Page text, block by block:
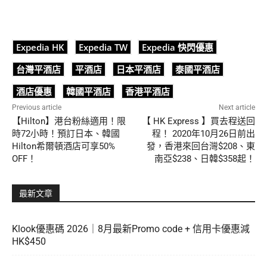
Expedia HK Expedia TW
Expedia 快閃優惠
台灣平酒店
平酒店 日本平酒店
泰國平酒店
酒店優惠
韓國平酒店 香港平酒店
Previous article
【Hilton】港台粉絲適用！限
時72小時！預訂日本、韓國
Hilton希爾頓酒店可享50%
OFF！
Next article
【 HK Express 】買去程送回
程！ 2020年10月26日前出
發，香港來回台灣$208、東
南亞$238、日韓$358起！
最新文章
Klook優惠碼 2026｜8月最新Promo code + 信用卡優惠減
HK$450